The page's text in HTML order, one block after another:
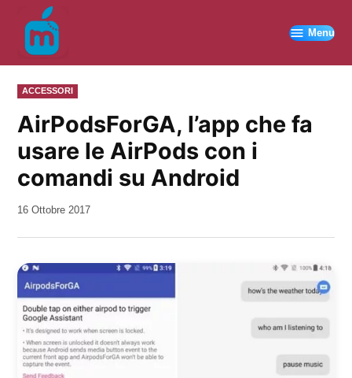
contenuto
Menu
PUBBLICATO
IN
ACCESSORI
AirPodsForGA, l’app che fa
usare le AirPods con i
comandi su Android
da
16 Ottobre 2017